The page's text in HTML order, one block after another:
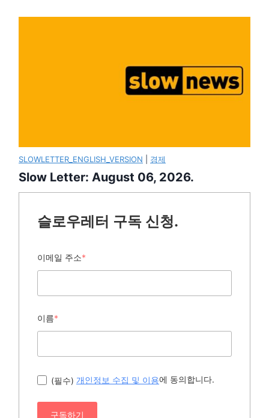
SLOWLETTER_ENGLISH_VERSION 경제
Slow Letter: August 06, 2026.
슬로우레터 구독 신청.
이메일 주소*
이름*
(필수) 개인정보 수집 및 이용에 동의합니다.
구독하기